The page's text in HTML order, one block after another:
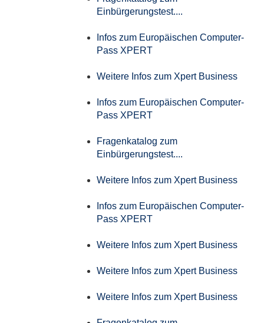
Einbürgerungstest....
Infos zum Europäischen Computer-
Pass XPERT
Weitere Infos zum Xpert Business
Infos zum Europäischen Computer-
Pass XPERT
Fragenkatalog zum
Einbürgerungstest....
Weitere Infos zum Xpert Business
Infos zum Europäischen Computer-
Pass XPERT
Weitere Infos zum Xpert Business
Weitere Infos zum Xpert Business
Weitere Infos zum Xpert Business